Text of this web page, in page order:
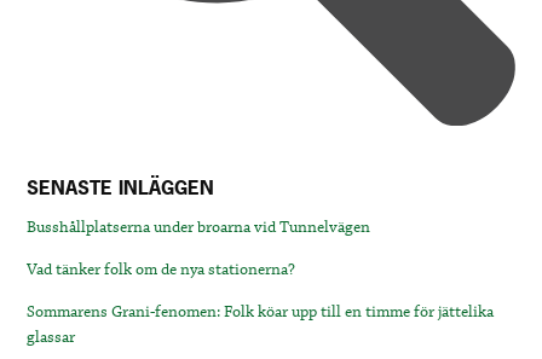
SENASTE INLÄGGEN
Busshållplatserna under broarna vid Tunnelvägen
Vad tänker folk om de nya stationerna?
Sommarens Grani-fenomen: Folk köar upp till en timme för jättelika
glassar